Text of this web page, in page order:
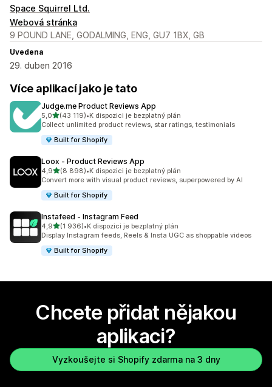
Space Squirrel Ltd.
Webová stránka
9 POUND LANE, GODALMING, ENG, GU7 1BX, GB
Uvedena
29. duben 2016
Více aplikací jako je tato
Judge.me Product Reviews App
5,0z 5 hvězd
(43 119)
Celkový počet recenzí: 43119
•K dispozici je bezplatný plán
Collect unlimited product reviews, star ratings, testimonials
Built for Shopify
Loox ‑ Product Reviews App
4,9z 5 hvězd
(8 898)
Celkový počet recenzí: 8898
•K dispozici je bezplatný plán
Convert more with visual product reviews, superpowered by AI
Built for Shopify
Instafeed ‑ Instagram Feed
4,9z 5 hvězd
(1 936)
Celkový počet recenzí: 1936
•K dispozici je bezplatný plán
Display Instagram feeds, Reels & Insta UGC as shoppable videos
Built for Shopify
Chcete přidat nějakou
aplikaci?
Vyzkoušejte si Shopify zdarma na 3 dny